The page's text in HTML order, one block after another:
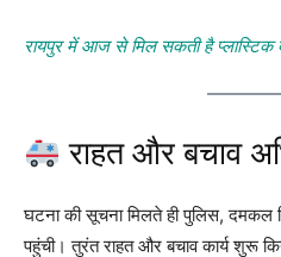
रायपुर में आज से मिल सकती है प्लास्टिक
राहत और बचाव
घटना की सूचना मिलते ही पुलिस, दमकल
पहुंची। तुरंत राहत और बचाव कार्य शुरू